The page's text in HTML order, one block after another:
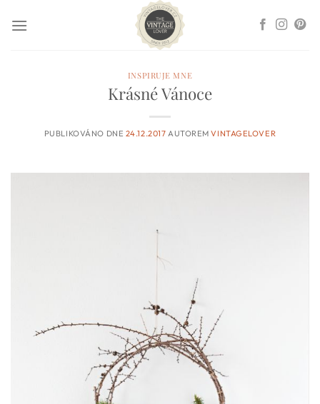
INSPIRUJE MNE
Krásné Vánoce
PUBLIKOVÁNO DNE 24.12.2017 AUTOREMVINTAGELOVER